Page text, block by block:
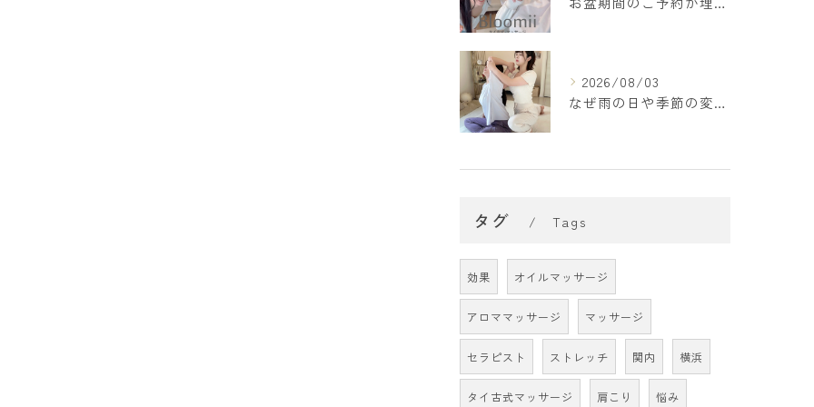
2026/08/03
なぜ雨の日や季節の変わり目は疲れやすいの？🌿
タグ Tags
効果 オイルマッサージ
アロママッサージ マッサージ
セラピスト ストレッチ 関内 横浜
タイ古式マッサージ 肩こり 悩み